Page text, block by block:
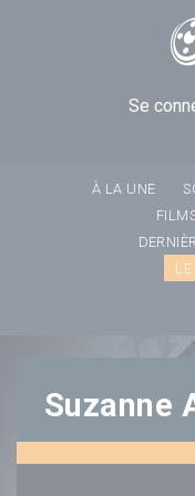
Se
À LA UNE
Suzanne
Panneau de gestion